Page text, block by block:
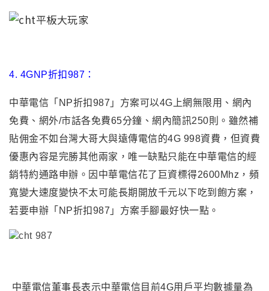
4. 4GNP折扣987：
中華電信「NP折扣987」方案可以4G上網無限用、網內
免費、網外/市話各免費65分鐘、網內簡訊250則。雖然補
貼佣金不如台灣大哥大與遠傳電信的4G 998資費，但資費
優惠內容是完勝其他兩家，唯一缺點只能在中華電信的經
銷特約通路申辦。因中華電信花了巨資標得2600Mhz，頻
寬變大速度變快不太可能長期開放千元以下吃到飽方案，
若要申辦「NP折扣987」方案手腳最好快一點。
中華電信董事長表示中華電信目前4G用戶平均數據量為